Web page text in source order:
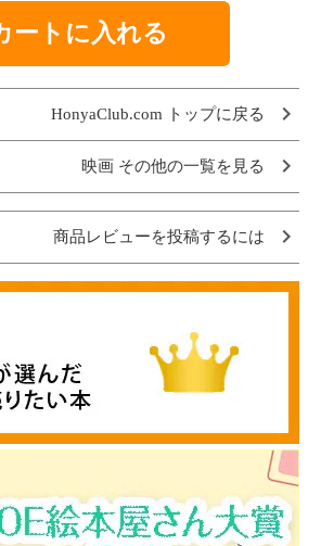
ートに入れる
HonyaClub.com トップに戻る
映画 その他の一覧を見る
商品レビューを投稿するには